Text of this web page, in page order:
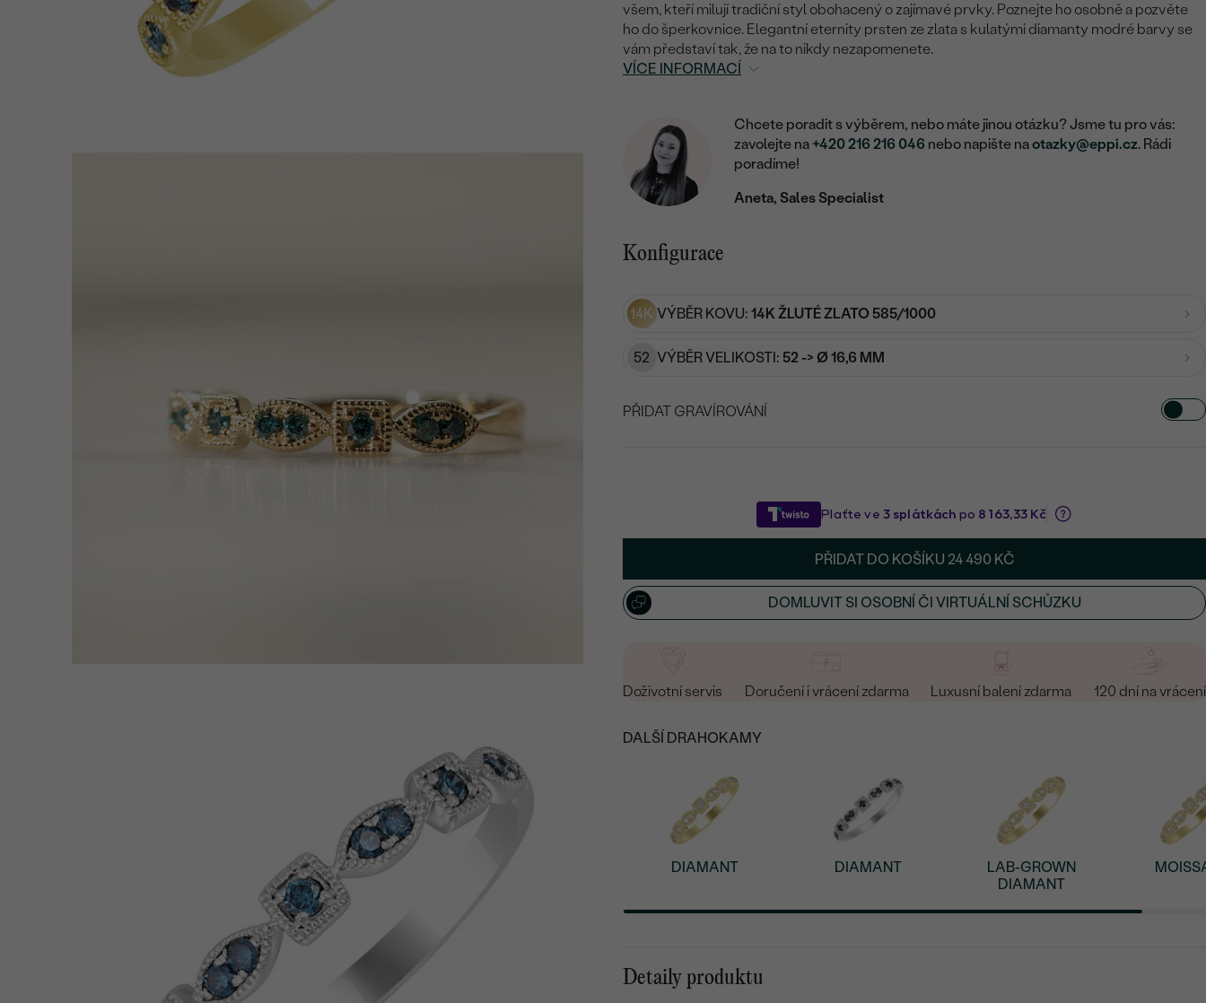
všem, kteří milují tradiční styl obohacený o zajímavé prvky. Poznejte ho osobně a pozvěte
ho do šperkovnice. Elegantní eternity prsten ze zlata s kulatými diamanty modré barvy se
vám představí tak, že na to nikdy nezapomenete.
VÍCE INFORMACÍ
Chcete poradit s výběrem, nebo máte jinou otázku? Jsme tu pro vás:
zavolejte na +420 216 216 046 nebo napište naotazky@eppi.cz. Rádi
poradíme!
Aneta, Sales Specialist
Konfigurace
14K VÝBĚR KOVU: 14K ŽLUTÉ ZLATO 585/1000
52 VÝBĚR VELIKOSTI: 52 -> Ø 16,6 MM
PŘIDAT GRAVÍROVÁNÍ
PŘIDAT DO KOŠÍKU 24 490 KČ
DOMLUVIT SI OSOBNÍ ČI VIRTUÁLNÍ SCHŮZKU
Doživotní servis Doručení i vrácení zdarma Luxusní balení zdarma 120 dní na vrácení
DALŠÍ DRAHOKAMY
DIAMANT DIAMANT
LAB-GROWN
DIAMANT
Detaily produktu